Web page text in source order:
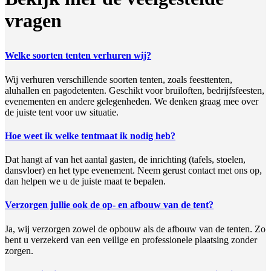
vragen
Welke soorten tenten verhuren wij?
Wij verhuren verschillende soorten tenten, zoals feesttenten,
aluhallen en pagodetenten. Geschikt voor bruiloften, bedrijfsfeesten,
evenementen en andere gelegenheden. We denken graag mee over
de juiste tent voor uw situatie.
Hoe weet ik welke tentmaat ik nodig heb?
Dat hangt af van het aantal gasten, de inrichting (tafels, stoelen,
dansvloer) en het type evenement. Neem gerust contact met ons op,
dan helpen we u de juiste maat te bepalen.
Verzorgen jullie ook de op- en afbouw van de tent?
Ja, wij verzorgen zowel de opbouw als de afbouw van de tenten. Zo
bent u verzekerd van een veilige en professionele plaatsing zonder
zorgen.